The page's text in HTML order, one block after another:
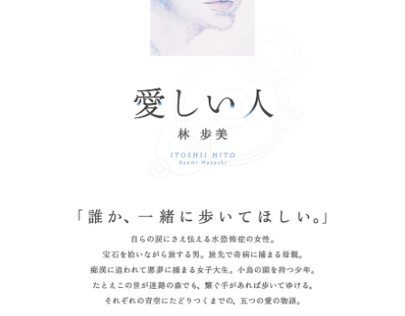
おすすめ！この一冊。
エッセイ・詩・ノンフィクション
生活・健康
論文・学術書・参考書